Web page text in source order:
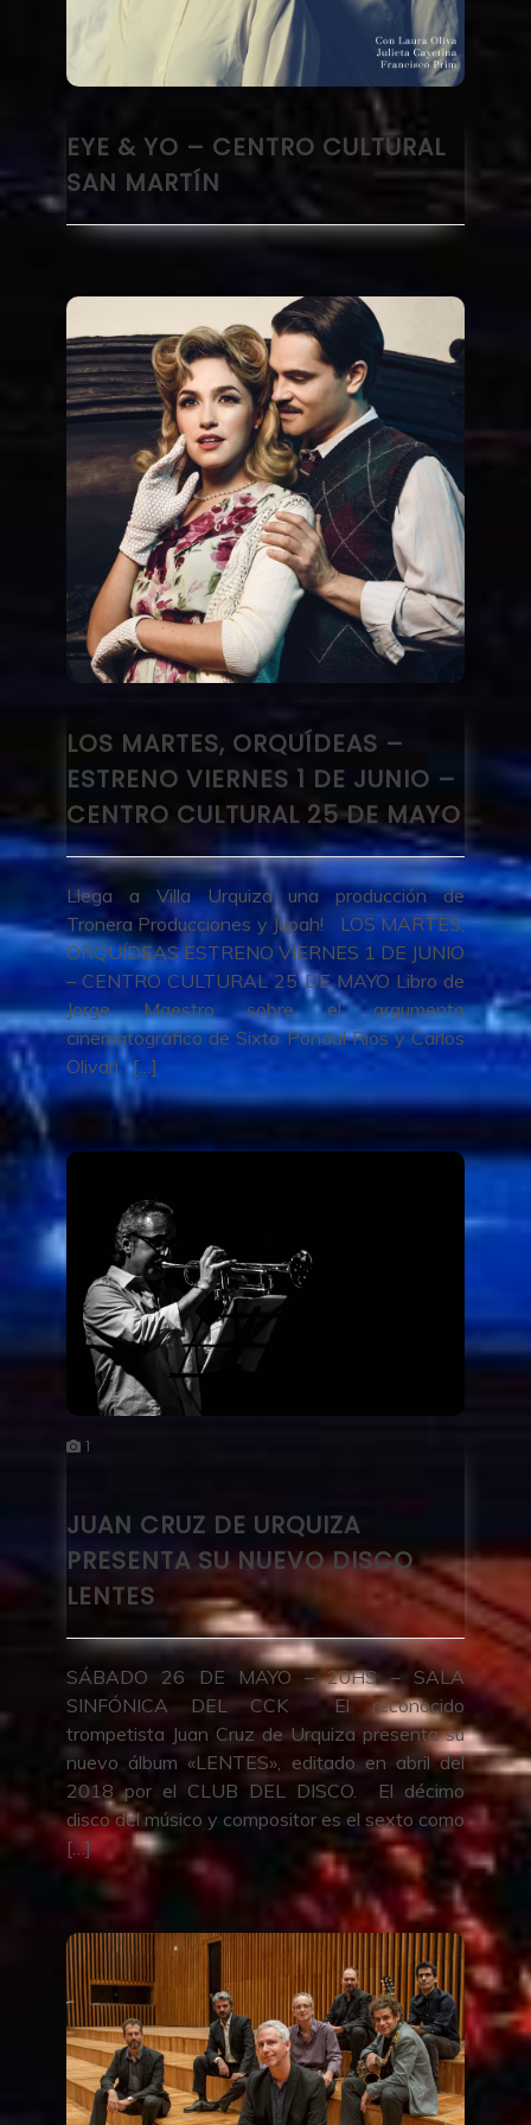
EYE & YO – CENTRO CULTURAL
SAN MARTÍN
LOS MARTES, ORQUÍDEAS –
ESTRENO VIERNES 1 DE JUNIO –
CENTRO CULTURAL 25 DE MAYO
Llega a Villa Urquiza una producción de
Tronera Producciones y Jupah! LOS MARTES,
ORQUÍDEAS ESTRENO VIERNES 1 DE JUNIO
– CENTRO CULTURAL 25 DE MAYO Libro de
Jorge Maestro sobre el argumento
cinematográfico de Sixto Pondal Ríos y Carlos
Olivari […]
1
JUAN CRUZ DE URQUIZA
PRESENTA SU NUEVO DISCO
LENTES
SÁBADO 26 DE MAYO – 20HS – SALA
SINFÓNICA DEL CCK El reconocido
trompetista Juan Cruz de Urquiza presenta su
nuevo álbum «LENTES», editado en abril del
2018 por el CLUB DEL DISCO. El décimo
disco del músico y compositor es el sexto como
[…]